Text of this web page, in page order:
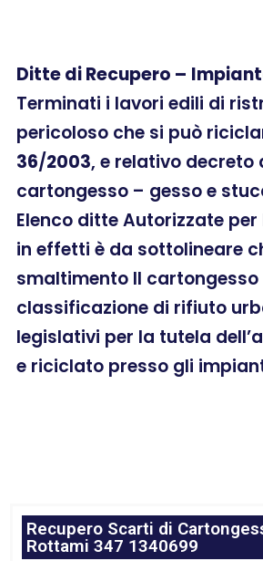
Ditte di Recupero –
Terminati i lavori edili di
pericoloso che si può
36/2003, e relativo
cartongesso – gesso e
Elenco ditte Autorizzate
in effetti è da sottolineare
smaltimento Il
classificazione di rifiuto
legislativi per la tutela
e riciclato presso gli
Recupero Scarti di
Rottami 347 1340699